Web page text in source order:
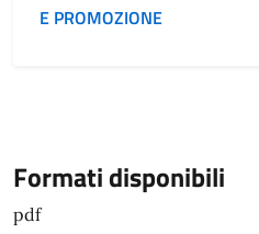
E PROMOZIONE
Formati disponibili
pdf